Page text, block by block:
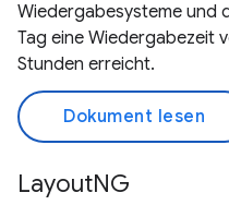
Wiedergabesysteme und
Tag eine Wiedergabezeit
Stunden erreicht.
Dokument lesen
LayoutNG